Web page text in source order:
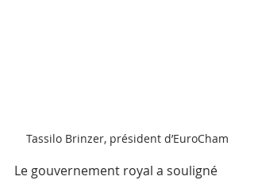
Tassilo Brinzer, président d’EuroCham
Le gouvernement royal a souligné